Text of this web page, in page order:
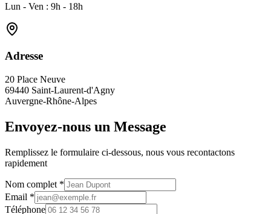
Lun - Ven : 9h - 18h
Adresse
20 Place Neuve
69440 Saint-Laurent-d'Agny
Auvergne-Rhône-Alpes
Envoyez-nous un Message
Remplissez le formulaire ci-dessous, nous vous recontactons
rapidement
Nom complet *
Email *
Téléphone